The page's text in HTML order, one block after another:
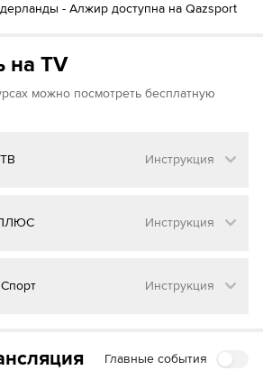
87´
- Алжир доступна на Qazsport
на TV
можно посмотреть бесплатную
Инструкция
трансляцию матча
МАТЧ ТВ
на «Создать учетную запись в
Инструкция
трансляцию матча
сайт НТВ ПЛЮС
Инструкция
Главные события